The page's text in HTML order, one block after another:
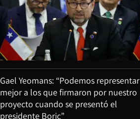
Gael Yeomans: “Podemos representar
mejor a los que firmaron por nuestro
proyecto cuando se presentó el
presidente Boric”